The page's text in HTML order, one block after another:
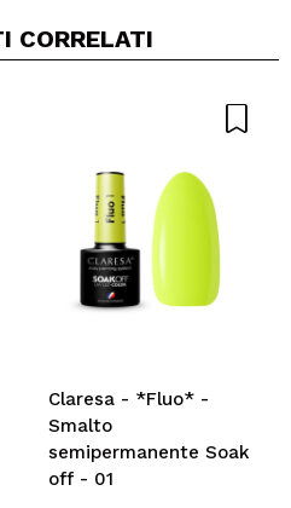
video o una foto
CORRELATI
Claresa - *Fluo* -
Smalto
semipermanente Soak
off - 01